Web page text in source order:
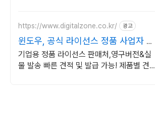
https://www.digitalzone.co.kr/ 광고
윈도우, 공식 라이선스 정품 사업자 전
용 할인 혜택!
기업용 정품 라이선스 판매처,영구버전&실
물 발송 빠른 견적 및 발급 가능! 제품별 견적